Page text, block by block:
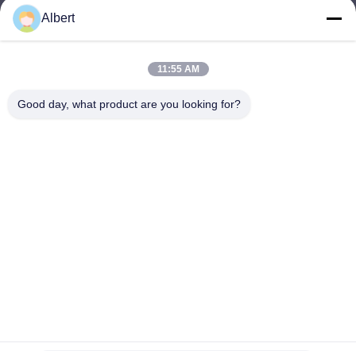
james@yimiautoparts.com
Albert
11:55 AM
Good day, what product are you looking for?